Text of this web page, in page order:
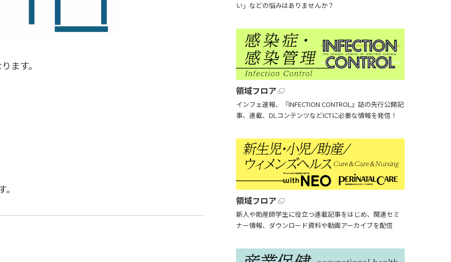
ます。
い」などの悩みはありませんか？
領域フロア
インフェ速報、『INFECTION CONTROL』誌の先行公開記
事、連載、DLコンテンツなどICTに必要な情報を発信！
領域フロア
新人や助産師学生に役立つ連載記事をはじめ、関連セミ
ナー情報、ダウンロード資料や動画アーカイブを配信